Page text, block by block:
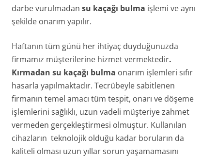
darbe vurulmadan su kaçağı bulma işlemi ve aynı
şekilde onarım yapılır.
Haftanın tüm günü her ihtiyaç duyduğunuzda
firmamız müşterilerine hizmet vermektedir.
Kırmadan su kaçağı bulma onarım işlemleri sıfır
hasarla yapılmaktadır. Tecrübeyle sabitlenen
firmanın temel amacı tüm tespit, onarı ve döşeme
işlemlerini sağlıklı, uzun vadeli müşteriye zahmet
vermeden gerçekleştirmesi olmuştur. Kullanılan
cihazların teknolojik olduğu kadar boruların da
kaliteli olması uzun yıllar sorun yaşamamasını